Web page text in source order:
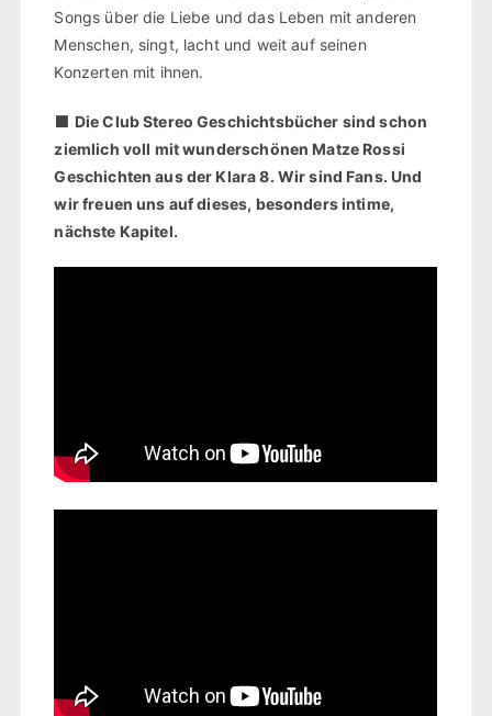
Songs über die Liebe und das Leben mit anderen
Menschen, singt, lacht und weit auf seinen
Konzerten mit ihnen.
⬛ Die Club Stereo Geschichtsbücher sind schon
ziemlich voll mit wunderschönen Matze Rossi
Geschichten aus der Klara 8. Wir sind Fans. Und
wir freuen uns auf dieses, besonders intime,
nächste Kapitel.